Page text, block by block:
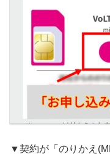
▼契約が「のりかえ